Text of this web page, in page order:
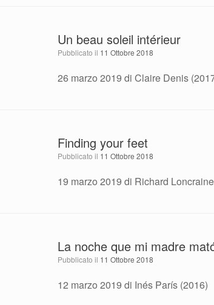
Un beau soleil intérieur
Pubblicato il 11 Ottobre 2018
26 marzo 2019 di Claire Denis
Finding your feet
Pubblicato il 11 Ottobre 2018
19 marzo 2019 di Richard
La noche que mi madre
Pubblicato il 11 Ottobre 2018
12 marzo 2019 di Inés París (2016)